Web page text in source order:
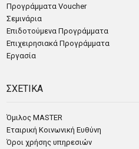
Προγράμματα Voucher
Σεμινάρια
Επιδοτούμενα Προγράμματα
Επιχειρησιακά Προγράμματα
Εργασία
ΣΧΕΤΙΚΑ
Όμιλος MASTER
Εταιρική Κοινωνική Ευθύνη
Όροι χρήσης υπηρεσιών